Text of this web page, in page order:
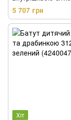
драбинкою Atleto
(21000503)
5 707 грн
Хіт